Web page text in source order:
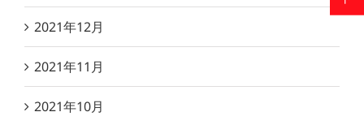
2021年12月
2021年11月
2021年10月